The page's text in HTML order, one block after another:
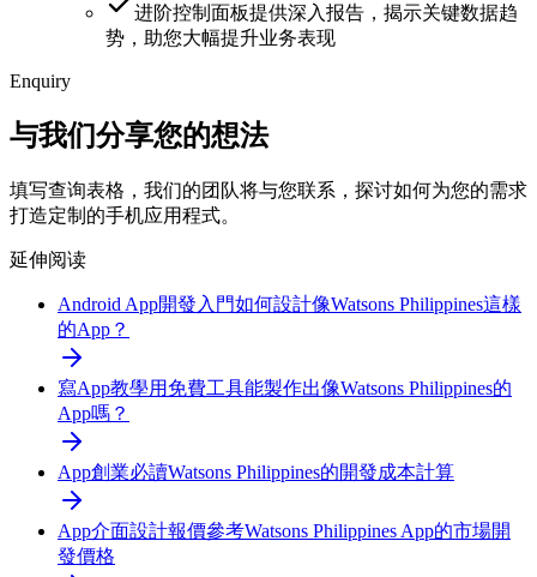
进阶控制面板提供深入报告，揭示关键数据趋
势，助您大幅提升业务表现
Enquiry
与我们分享您的想法
填写查询表格，我们的团队将与您联系，探讨如何为您的需求
打造定制的手机应用程式。
延伸阅读
Android App開發入門如何設計像Watsons Philippines這樣
的App？
寫App教學用免費工具能製作出像Watsons Philippines的
App嗎？
App創業必讀Watsons Philippines的開發成本計算
App介面設計報價參考Watsons Philippines App的市場開
發價格